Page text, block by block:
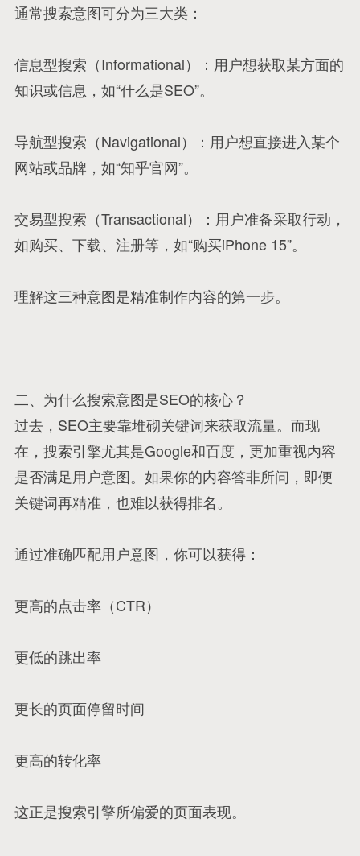
通常搜索意图可分为三大类：
信息型搜索（Informational）：用户想获取某方面的
知识或信息，如“什么是SEO”。
导航型搜索（Navigational）：用户想直接进入某个
网站或品牌，如“知乎官网”。
交易型搜索（Transactional）：用户准备采取行动，
如购买、下载、注册等，如“购买iPhone 15”。
理解这三种意图是精准制作内容的第一步。
二、为什么搜索意图是SEO的核心？
过去，SEO主要靠堆砌关键词来获取流量。而现
在，搜索引擎尤其是Google和百度，更加重视内容
是否满足用户意图。如果你的内容答非所问，即便
关键词再精准，也难以获得排名。
通过准确匹配用户意图，你可以获得：
更高的点击率（CTR）
更低的跳出率
更长的页面停留时间
更高的转化率
这正是搜索引擎所偏爱的页面表现。